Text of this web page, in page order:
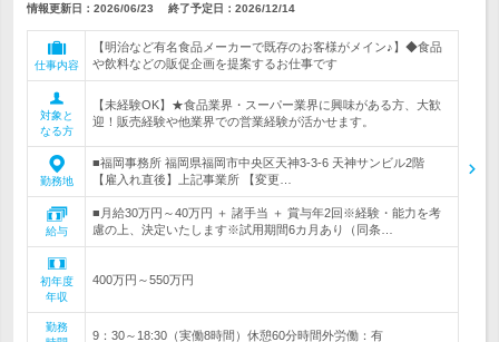
情報更新日：2026/06/23 終了予定日： 2026/12/14
仕事内容
【明治など有名食品メーカーで既存のお客様がメイン♪】◆食品
や飲料などの販促企画を提案するお仕事です
対象と
なる方
【未経験OK】★食品業界・スーパー業界に興味がある方、大歓
迎！販売経験や他業界での営業経験が活かせます。
勤務地
■福岡事務所 福岡県福岡市中央区天神3-3-6 天神サンビル2階
【雇入れ直後】上記事業所 【変更…
給与
■月給30万円～40万円 ＋ 諸手当 ＋ 賞与年2回※経験・能力を考
慮の上、決定いたします※試用期間6カ月あり（同条…
初年度
年収
400万円～550万円
勤務
9：30～18:30（実働8時間）休憩60分時間外労働：有